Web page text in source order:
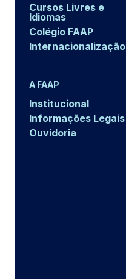
Cursos Livres e
Idiomas
Colégio FAAP
Internacionalização
A FAAP
Institucional
Informações Legais
Ouvidoria